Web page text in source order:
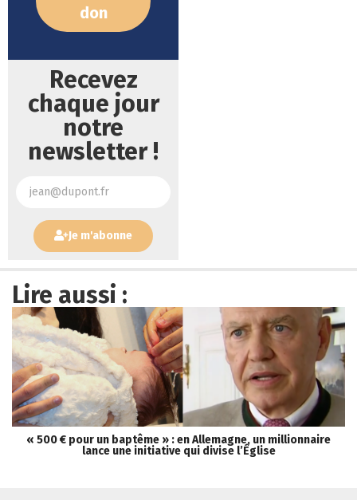
don
Recevez
chaque jour
notre
newsletter !
Je m'abonne
Lire aussi :
« 500 € pour un baptême » : en Allemagne, un millionnaire
lance une initiative qui divise l’Église